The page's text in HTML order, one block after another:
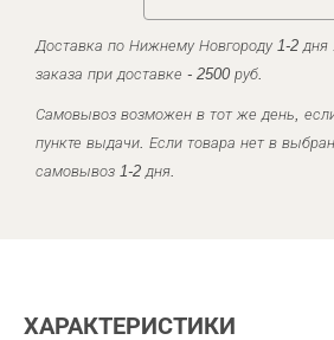
Доставка по Нижнему Новгороду 1-2
заказа при доставке - 2500 руб.
Самовывоз возможен в тот же день,
пункте выдачи. Если товара нет в
самовывоз 1-2 дня.
ХАРАКТЕРИСТИКИ